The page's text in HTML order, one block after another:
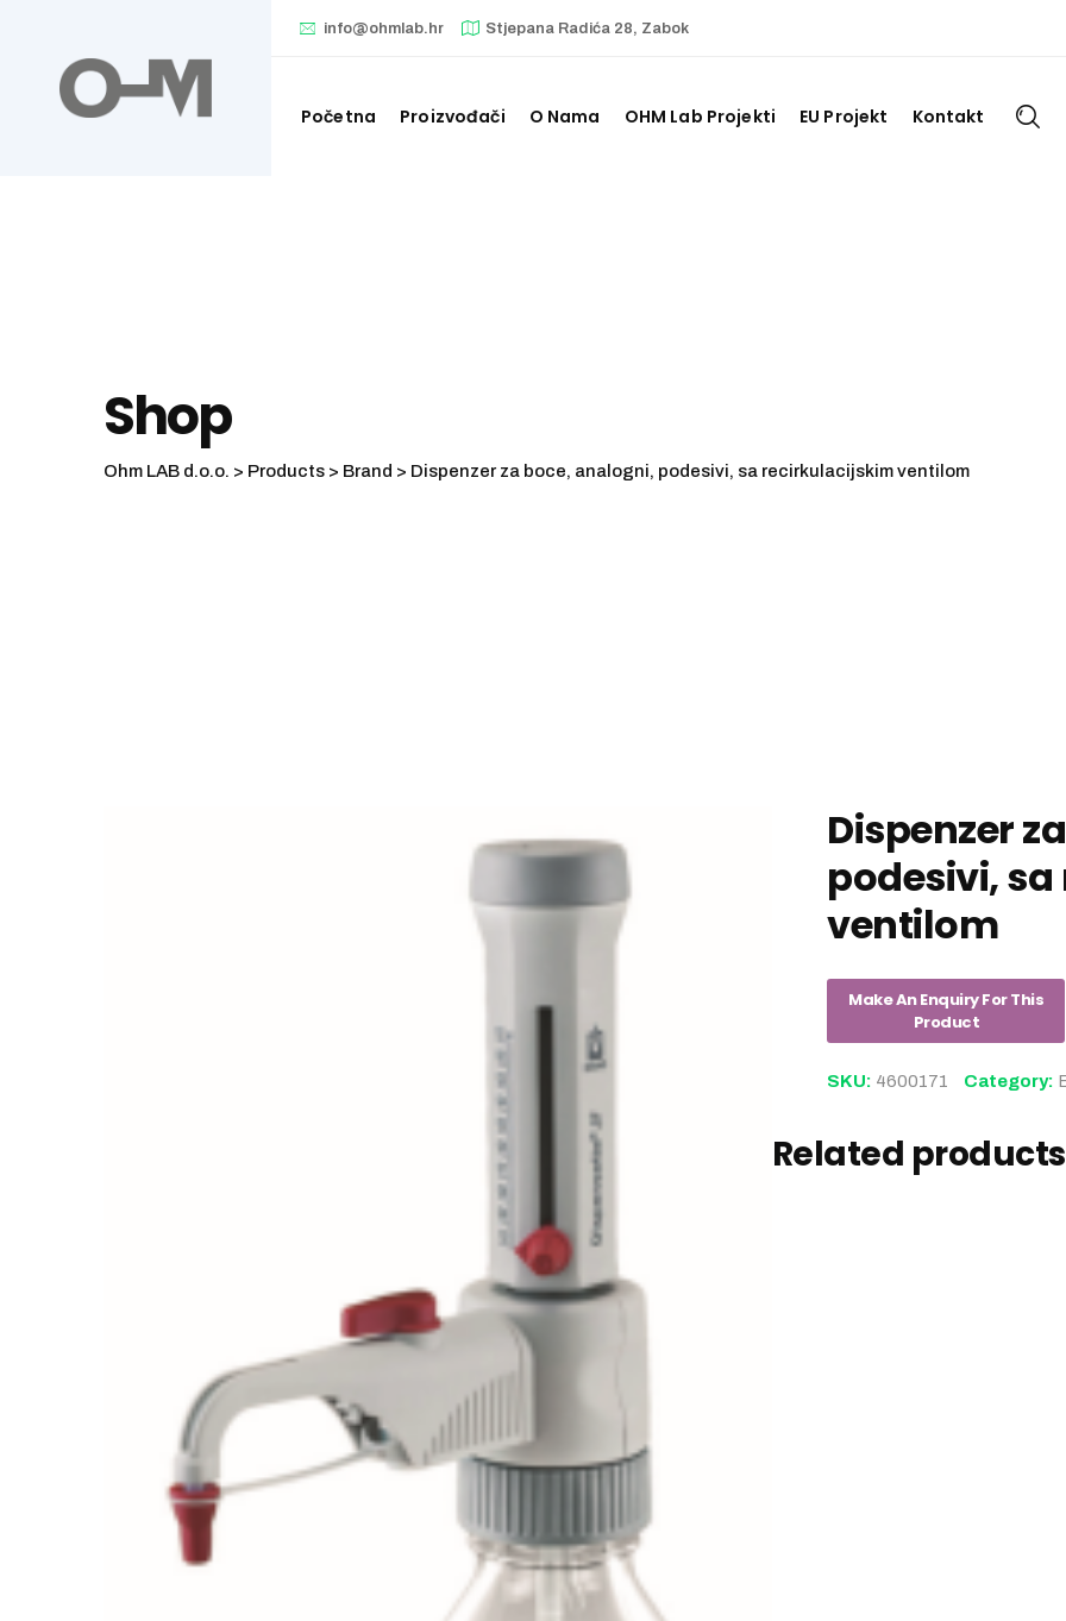
content
info@ohmlab.hr Stjepana Radića 28, Zabok
Početna Proizvođači O Nama OHM Lab Projekti EU Projekt Kontakt
Shop
Ohm LAB d.o.o. > Products > Brand > Dispenzer za boce, analogni, podesivi, sa recirkulacijskim ventilom
Dispenzer
podesivi,
ventilom
SKU: 4600171 Category:
Related products